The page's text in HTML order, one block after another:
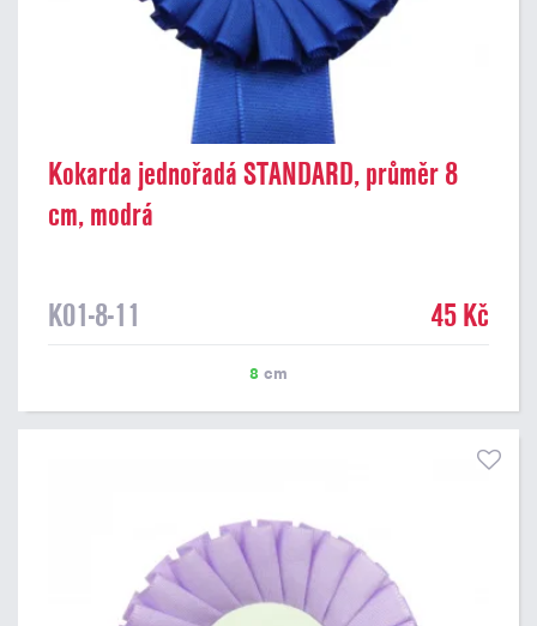
Kokarda jednořadá STANDARD, průměr 8
cm, modrá
K01-8-11 45 Kč
8 cm